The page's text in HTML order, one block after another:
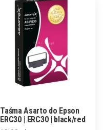
Taśma Asarto do Epson
ERC30 | ERC30 | black/red